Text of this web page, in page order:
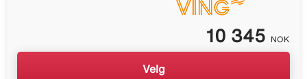
10 345 NOK
Velg